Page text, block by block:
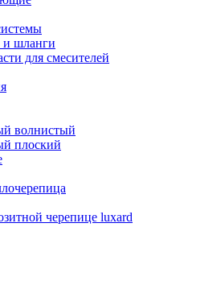
и шланги
для смесителей
волнистый
плоский
черепице luxard